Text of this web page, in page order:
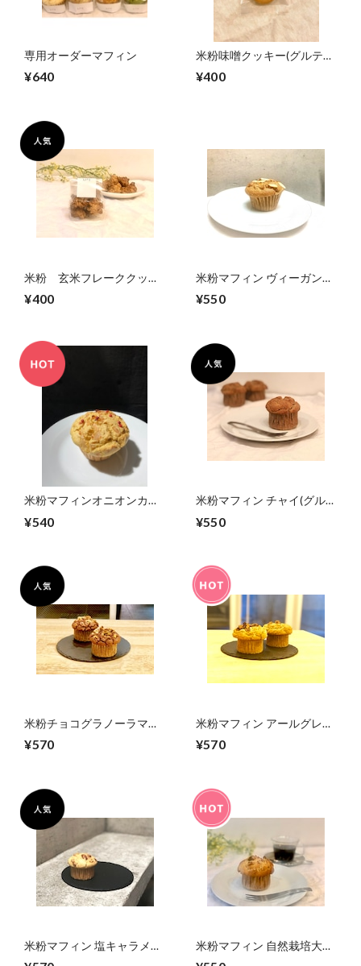
専用オーダーマフィン
¥640
米粉味噌クッキー(グルテン
¥400
米粉 玄米フレーククッキ
ン )
¥400
米粉マフィン ヴィーガン玄
カフェイン)
¥550
米粉マフィンオニオンカリ
ルテンフリーヴィーガン)
¥540
米粉マフィン チャイ(グルテ
¥550
米粉チョコグラノーラマフ
ガン)
¥570
米粉マフィン アールグレー
ーガン)
¥570
米粉マフィン 塩キャラメル
ナッツ(グルテンフリーヴィ
米粉マフィン 自然栽培大豆
自家製味噌(グルテンフリー